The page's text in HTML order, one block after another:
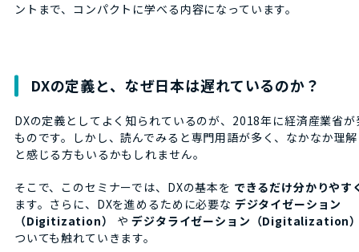
ントまで、コンパクトに学べる内容になっています。
DXの定義と、なぜ日本は遅れているのか？
DXの定義としてよく知られているのが、2018年に経済産業省
ものです。しかし、読んでみると専門用語が多く、なかなか理
と感じる方もいるかもしれません。
そこで、このセミナーでは、DXの基本を できるだけ分かりやす
ます。さらに、DXを進めるために必要な デジタイゼーション
（Digitization）
やデジタライゼーション（Digitalization
ついても触れていきます。